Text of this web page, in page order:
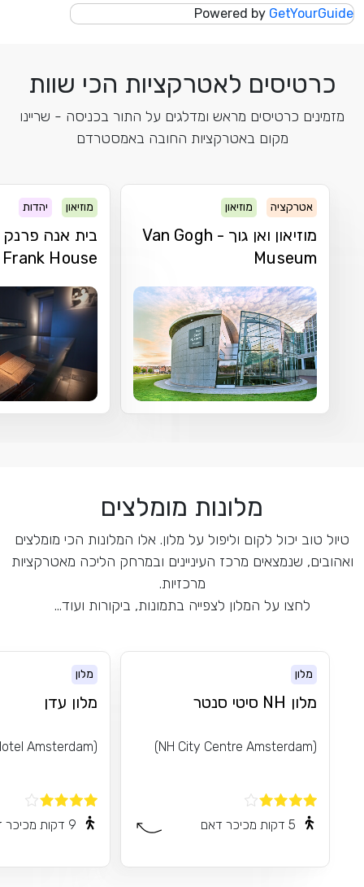
Powered by GetYourGuide
כרטיסים לאטרקציות הכי שוות
מזמינים כרטיסים מראש ומדלגים על התור בכניסה - שריינו
מקום באטרקציות החובה באמסטרדם
אטרקציה מוזיאון
מוזיאון ואן גוך - Van Gogh
Museum
מוזיאון יהדות
Frank House
מלונות מומלצים
טיול טוב יכול לקום וליפול על מלון. אלו המלונות הכי מומלצים
ואהובים, שנמצאים מרכז העיניינים ובמרחק הליכה מאטרקציות
מרכזיות.
לחצו על המלון לצפייה בתמונות, ביקורות ועוד...
מלון
מלון NH סיטי סנטר
(NH City Centre Amsterdam)
5 דקות מכיכר דאם
מלון
מלון עדן
(Eden Hotel Amsterdam)
9 דקות מכיכר דאם